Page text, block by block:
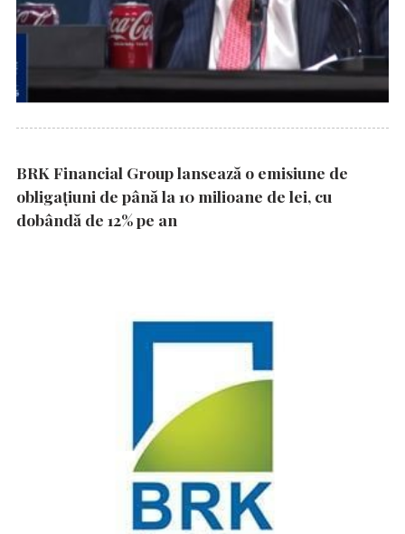
BRK Financial Group lansează o emisiune de
obligațiuni de până la 10 milioane de lei, cu
dobândă de 12% pe an